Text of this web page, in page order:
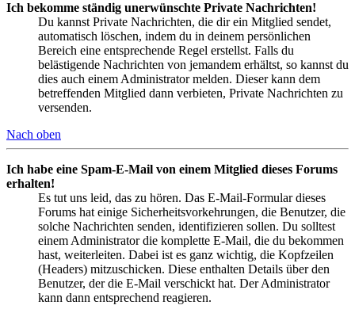
Ich bekomme ständig unerwünschte Private Nachrichten!
Du kannst Private Nachrichten, die dir ein Mitglied sendet,
automatisch löschen, indem du in deinem persönlichen
Bereich eine entsprechende Regel erstellst. Falls du
belästigende Nachrichten von jemandem erhältst, so kannst du
dies auch einem Administrator melden. Dieser kann dem
betreffenden Mitglied dann verbieten, Private Nachrichten zu
versenden.
Nach oben
Ich habe eine Spam-E-Mail von einem Mitglied dieses Forums
erhalten!
Es tut uns leid, das zu hören. Das E-Mail-Formular dieses
Forums hat einige Sicherheitsvorkehrungen, die Benutzer, die
solche Nachrichten senden, identifizieren sollen. Du solltest
einem Administrator die komplette E-Mail, die du bekommen
hast, weiterleiten. Dabei ist es ganz wichtig, die Kopfzeilen
(Headers) mitzuschicken. Diese enthalten Details über den
Benutzer, der die E-Mail verschickt hat. Der Administrator
kann dann entsprechend reagieren.